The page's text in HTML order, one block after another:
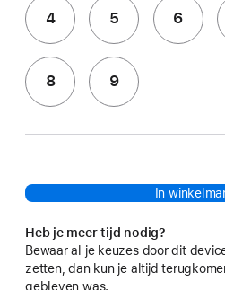
4 5 6
8 9
In
Heb je meer tijd nodig?
Bewaar al je keuzes door dit
zetten, dan kun je altijd
gebleven was.